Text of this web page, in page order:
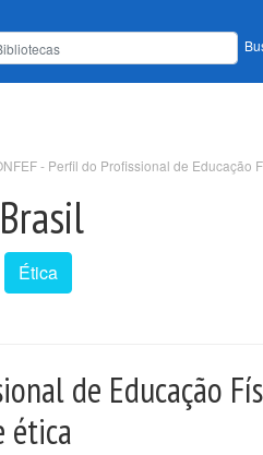
- Perfil do Profissional de Educação
Ética
de Educação
ética